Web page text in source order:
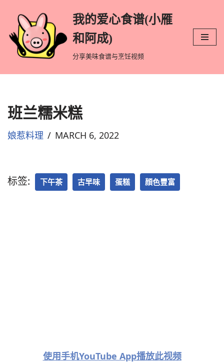
跳
至
文
我的爱心食谱(小雁
和阿成)
分享美味食谱与烹饪视频
班兰糯米糕
娘惹料理 MARCH 6, 2022
标签: 下午茶 古早味 蛋糕 顔色豐富
使用手机YouTube App播放此视频